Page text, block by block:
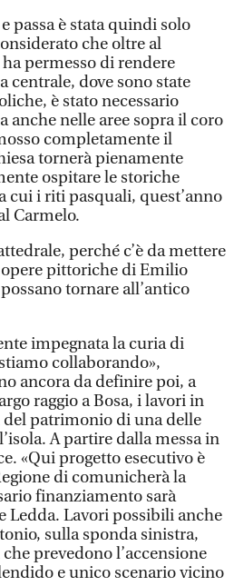
passa è stata quindi solo
che oltre al
permesso di rendere
centrale, dove sono state
è stato necessario
anche nelle aree sopra il coro
completamente il
tornerà pienamente
ospitare le storiche
cui i riti pasquali, quest’anno
Carmelo.
perché c’è da mettere
pittoriche di Emilio
tornare all’antico
impegnata la curia di
collaborando»,
ancora da definire poi, a
raggio a Bosa, i lavori in
patrimonio di una delle
A partire dalla messa in
«Qui progetto esecutivo è
di comunicherà la
finanziamento sarà
Ledda. Lavori possibili anche
sulla sponda sinistra,
prevedono l’accensione
e unico scenario vicino